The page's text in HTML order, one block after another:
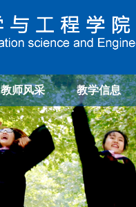
教师风采 教学信息